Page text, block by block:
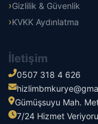
Gizlilik & Güvenlik
KVKK Aydınlatma
İletişim
0507 318 4 626
Gümüşsuyu Mah.
7/24 Hizmet